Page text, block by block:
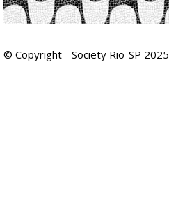
© Copyright - Society Rio-SP 2025